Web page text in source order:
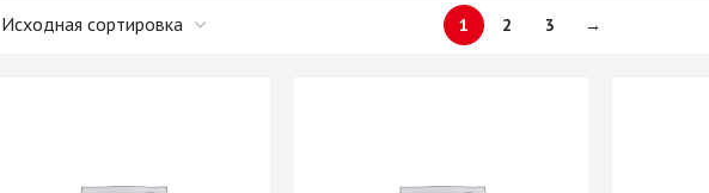
Планки для столешниц и
Кромка GP-Plast
1 2 3 →